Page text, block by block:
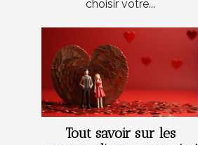
choisir votre...
Tout savoir sur les